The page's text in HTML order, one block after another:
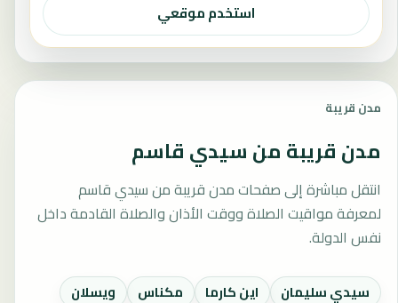
استخدم موقعي
مدن قريبة
مدن قريبة من سيدي قاسم
انتقل مباشرة إلى صفحات مدن قريبة من سيدي قاسم
لمعرفة مواقيت الصلاة ووقت الأذان والصلاة القادمة داخل
نفس الدولة.
سيدي سليمان اين كارما مكناس
ويسلان